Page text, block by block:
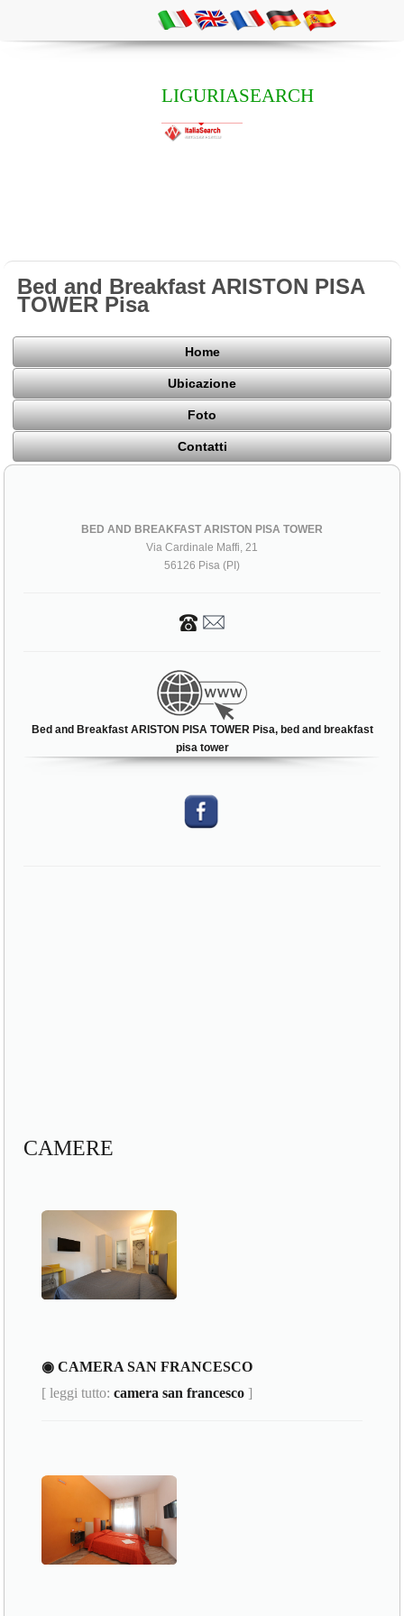
LIGURIASEARCH
Bed and Breakfast ARISTON PISA
TOWER Pisa
Home
Ubicazione
Foto
Contatti
BED AND BREAKFAST ARISTON PISA TOWER
Via Cardinale Maffi, 21
56126 Pisa (PI)
Bed and Breakfast ARISTON PISA TOWER Pisa, bed and breakfast
pisa tower
CAMERE
◉ CAMERA SAN FRANCESCO
[ leggi tutto:camera san francesco ]